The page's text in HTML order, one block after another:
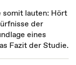
somit lauten: Hört
der
eines
Fazit der Studie.